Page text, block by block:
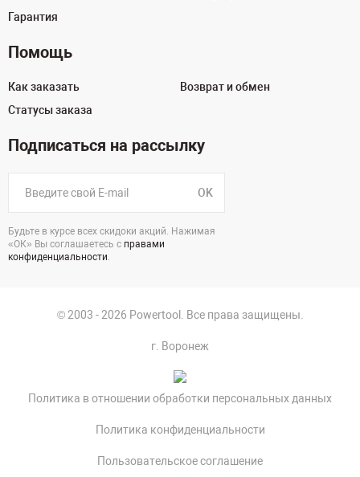
Гарантия
Помощь
Как заказать
Статусы заказа
Возврат и обмен
Подписаться на рассылку
OK
Будьте в курсе всех скидоки акций. Нажимая
«ОК» Вы соглашаетесь с правами
конфиденциальности.
© 2003 - 2026 Powertool. Все права защищены.
г. Воронеж
Политика в отношении обработки персональных данных
Политика конфиденциальности
Пользовательское соглашение